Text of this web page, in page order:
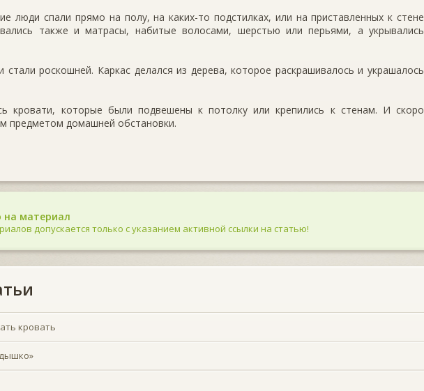
люди спали прямо на полу, на каких-то подстилках, или на приставлен­ных к стене
также и матрасы, набитые волосами, шерстью или перья­ми, а укрывались
стали роскошней. Кар­кас делался из дерева, которое раскрашивалось и украшалось
кровати, которые были подвешены к потолку или крепились к стенам. И скоро
предметом домашней обстановки.
на материал
допускается только с указанием активной ссылки на статью!
кровать